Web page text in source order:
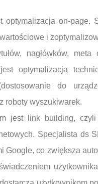
optymalizacja on-
i
nagłówków,
optymalizacja
do
roboty wyszukiwarek.
jest link building,
Specjalista ds
Google, co zwiększa